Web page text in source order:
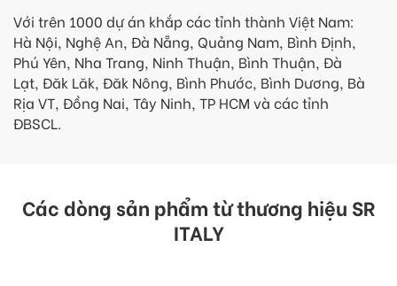
Với trên 1000 dự án khắp các tỉnh thành Việt Nam:
Hà Nội, Nghệ An, Đà Nẵng, Quảng Nam, Bình Định,
Phú Yên, Nha Trang, Ninh Thuận, Bình Thuận, Đà
Lạt, Đăk Lăk, Đăk Nông, Bình Phước, Bình Dương, Bà
Rịa VT, Đồng Nai, Tây Ninh, TP HCM và các tỉnh
ĐBSCL.
Các dòng sản phẩm từ thương hiệu SR
ITALY